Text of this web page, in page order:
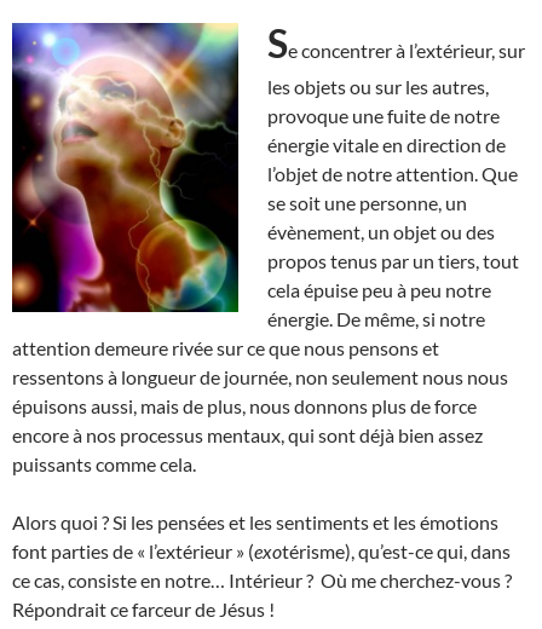
Se concentrer à l’extérieur, sur
les objets ou sur les autres,
provoque une fuite de notre
énergie vitale en direction de
l’objet de notre attention. Que
se soit une personne, un
évènement, un objet ou des
propos tenus par un tiers, tout
cela épuise peu à peu notre
énergie. De même, si notre
attention demeure rivée sur ce que nous pensons et
ressentons à longueur de journée, non seulement nous nous
épuisons aussi, mais de plus, nous donnons plus de force
encore à nos processus mentaux, qui sont déjà bien assez
puissants comme cela.
Alors quoi ? Si les pensées et les sentiments et les émotions
font parties de « l’extérieur » (exotérisme), qu’est-ce qui, dans
ce cas, consiste en notre… Intérieur ? Où me cherchez-vous ?
Répondrait ce farceur de Jésus !